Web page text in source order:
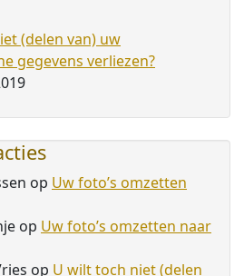
(delen van) uw
gegevens verliezen?
op Uw foto’s omzetten
op Uw foto’s omzetten naar
op U wilt toch niet (delen